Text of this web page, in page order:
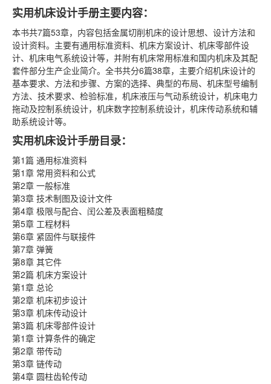
实用机床设计手册主要内容：
本书共7篇53章，内容包括金属切削机床的设计思想、设计方法和
设计资料。主要有通用标准资料、机床方案设计、机床零部件设
计、机床电气系统设计等，并附有机床常用标准和国内机床及其配
套件部分生产企业简介。全书共分6篇38章，主要介绍机床设计的
基本要求、方法和步骤、方案的选择、典型的布局、机床型号编制
方法、技术要求、检验标准，机床液压与气动系统设计，机床电力
拖动及控制系统设计，机床数字控制系统设计，机床传动系统和辅
助系统设计等。
实用机床设计手册目录：
第1篇 通用标准资料
第1章 常用资料和公式
第2章 一般标准
第3章 技术制图及设计文件
第4章 极限与配合、闰公差及表面粗糙度
第5章 工程材料
第6章 紧固件与联接件
第7章 弹簧
第8章 其它件
第2篇 机床方案设计
第1章 总论
第2章 机床初步设计
第3章 机床传动设计
第3篇 机床零部件设计
第1章 计算条件的确定
第2章 带传动
第3章 链传动
第4章 圆柱齿轮传动